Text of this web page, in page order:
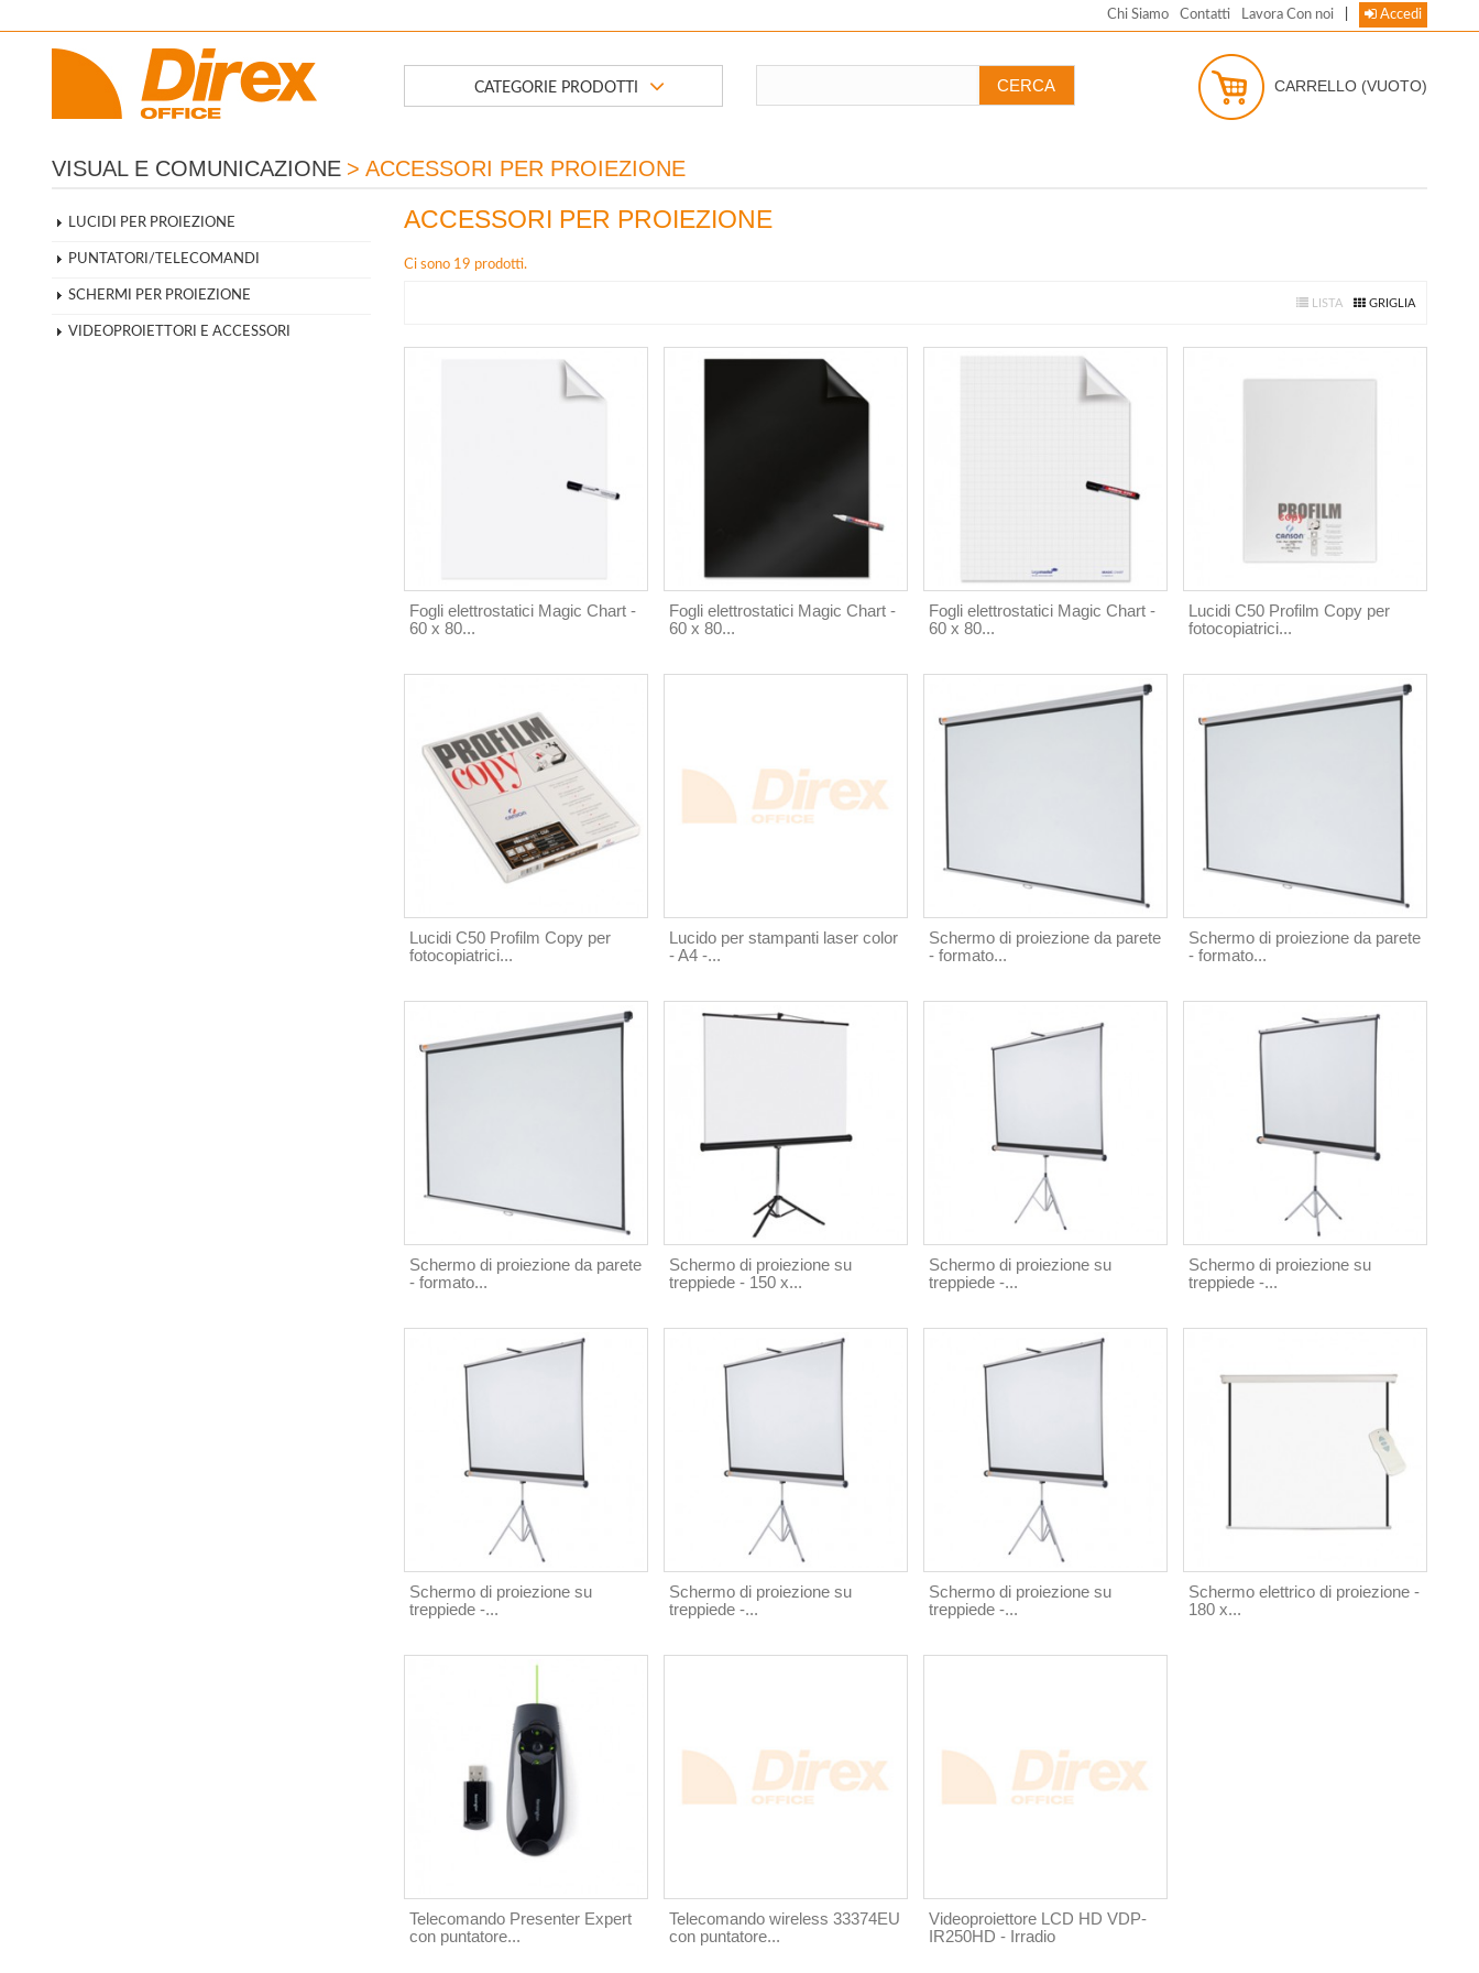
Chi Siamo Contatti Lavora Con noi Accedi
CATEGORIE PRODOTTI CARRELLO (VUOTO)
VISUAL E COMUNICAZIONE > ACCESSORI PER PROIEZIONE
ACCESSORI PER PROIEZIONE
Ci sono 19 prodotti.
LISTA GRIGLIA
Fogli elettrostatici Magic Chart -
60 x 80...
Fogli elettrostatici Magic Chart -
60 x 80...
Fogli elettrostatici Magic Chart -
60 x 80...
Lucidi C50 Profilm Copy per
fotocopiatrici...
Lucidi C50 Profilm Copy per
fotocopiatrici...
Lucido per stampanti laser color
- A4 -...
Schermo di proiezione da parete
- formato...
Schermo di proiezione da parete
- formato...
Schermo di proiezione da parete
- formato...
Schermo di proiezione su
treppiede - 150 x...
Schermo di proiezione su
treppiede -...
Schermo di proiezione su
treppiede -...
Schermo di proiezione su
treppiede -...
Schermo di proiezione su
treppiede -...
Schermo di proiezione su
treppiede -...
Schermo elettrico di proiezione -
180 x...
Telecomando Presenter Expert
con puntatore...
Telecomando wireless 33374EU
con puntatore...
Videoproiettore LCD HD VDP-
IR250HD - Irradio
LUCIDI PER PROIEZIONE
PUNTATORI/TELECOMANDI
SCHERMI PER PROIEZIONE
VIDEOPROIETTORI E ACCESSORI